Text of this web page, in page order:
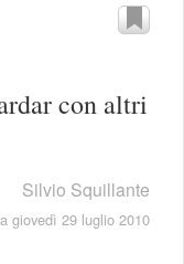
con altri
Silvio Squillante
giovedì 29 luglio 2010